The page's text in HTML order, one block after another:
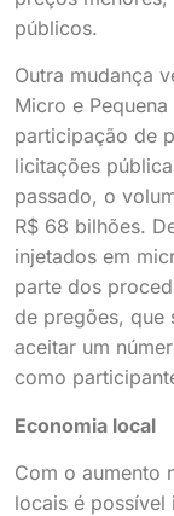
públicos.
Outra mudança
Micro e
participação de
licitações
passado, o
R$ 68 bilhões.
injetados em
parte dos
de pregões, que
aceitar um
como
Economia local
Com o aumento
locais é